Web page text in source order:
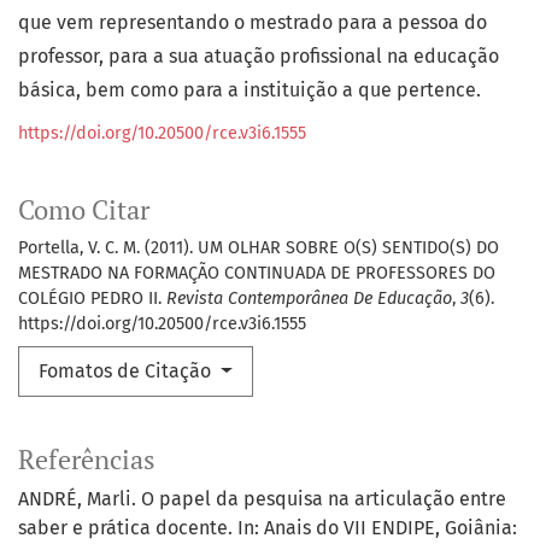
Como Citar
Portella, V. C. M. (2011). UM OLHAR SOBRE O(S) SENTIDO(S) DO
MESTRADO NA FORMAÇÃO CONTINUADA DE PROFESSORES DO
COLÉGIO PEDRO II. Revista Contemporânea De Educação, 3(6).
https://doi.org/10.20500/rce.v3i6.1555
Fomatos de Citação
que vem representando o mestrado para a pessoa do
professor, para a sua atuação profissional na educação
básica, bem como para a instituição a que pertence.
https://doi.org/10.20500/rce.v3i6.1555
Referências
ANDRÉ, Marli. O papel da pesquisa na articulação entre
saber e prática docente. In: Anais do VII ENDIPE, Goiânia: